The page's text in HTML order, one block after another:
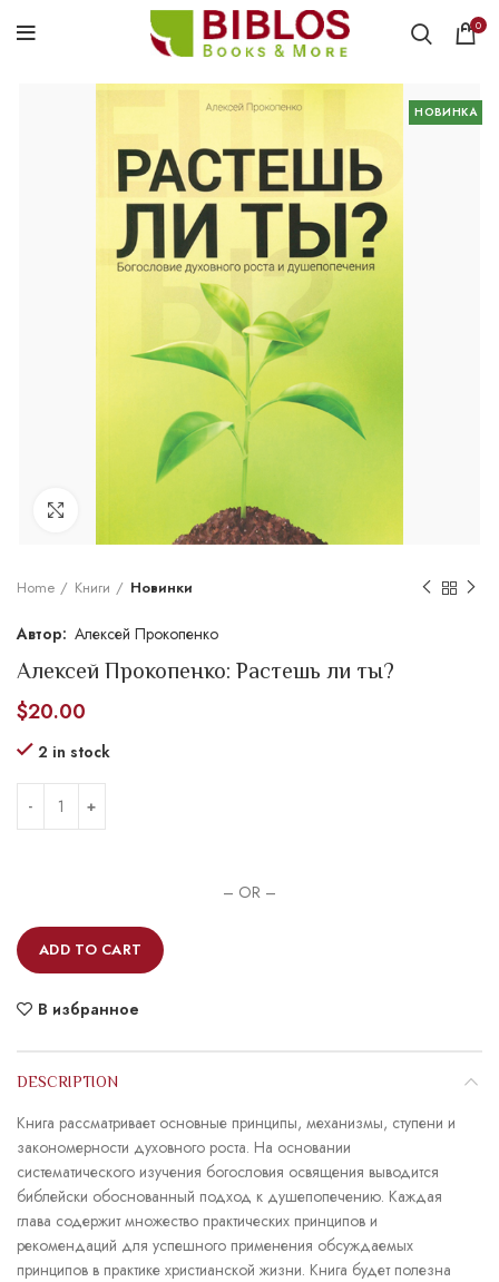
0
НОВИНКА
Home Книги Новинки
Алексей Прокопенко
Алексей Прокопенко: Растешь ли ты?
$20.00
2 in stock
– OR –
ADD TO CART
В избранное
DESCRIPTION
Книга рассматривает основные принципы, механизмы, ступени и
за­кономерности духовного роста. На основании
систематического изучения богословия освящения выводится
библейски обоснованный подход к душепопечению. Каждая
глава содержит множество прак­тических принципов и
рекомендаций для успешного применения обсуждаемых
принципов в практике христианской жизни. Книга будет полезна